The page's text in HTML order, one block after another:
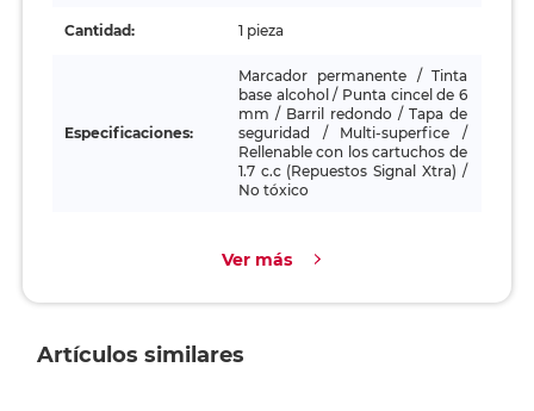
Cantidad: 1 pieza
Especificaciones:
Marcador permanente / Tinta
base alcohol / Punta cincel de 6
mm / Barril redondo / Tapa de
seguridad / Multi-superfice /
Rellenable con los cartuchos de
1.7 c.c (Repuestos Signal Xtra) /
No tóxico
Ver más
Artículos similares